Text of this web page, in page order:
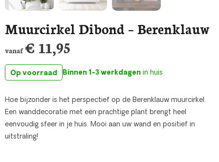
Muurcirkel Dibond – Berenklauw
vanaf€ 11,95
Op voorraad Binnen 1-3 werkdagen in huis
Hoe bijzonder is het perspectief op de Berenklauw muurcirkel.
Een wanddecoratie met een prachtige plant brengt heel
eenvoudig sfeer in je huis. Mooi aan uw wand en positief in
uitstraling!